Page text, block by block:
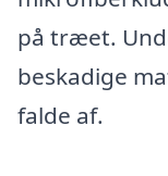
på træet.
beskadige
falde af.